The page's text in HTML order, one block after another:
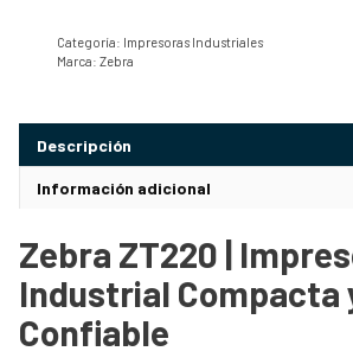
Categoría: Impresoras Industriales
Marca: Zebra
Descripción
Información adicional
Zebra ZT220 |
Industrial Compacta
Confiable